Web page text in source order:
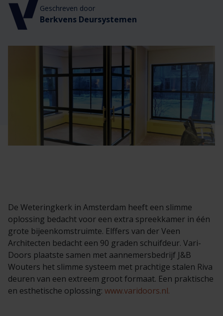
Veelgestelde vragen
Brochures
Technische documentatie
Geschreven door
Berkvens Deursystemen
De Weteringkerk in Amsterdam heeft een slimme
oplossing bedacht voor een extra spreekkamer in één
grote bijeenkomstruimte. Elffers van der Veen
Architecten bedacht een 90 graden schuifdeur. Vari-
Doors plaatste samen met aannemersbedrijf J&B
Wouters het slimme systeem met prachtige stalen Riva
deuren van een extreem groot formaat. Een praktische
en esthetische oplossing: www.varidoors.nl.